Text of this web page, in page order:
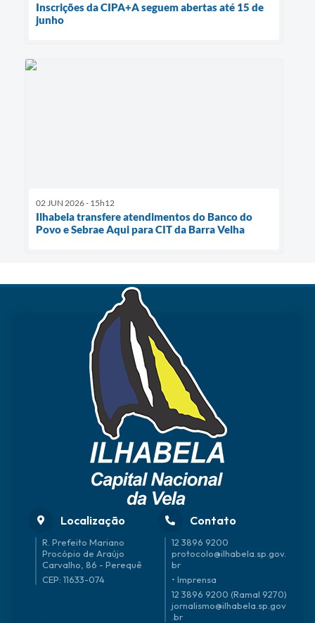
Inscrições da CIPA+A seguem abertas até 15 de
junho
02 JUN 2026 - 15h12
Ilhabela transfere atendimentos do Banco do
Povo e Sebrae Aqui para CIT da Barra Velha
Localização
R. Prefeito Mariano
Procópio de Araújo
Carvalho, 86 - Perequê
CEP: 11633-074
Contato
12 3896 9200
protocolo@ilhabela.sp.gov.
br
• Imprensa
12 3896 9200 (Ramal 9270)
jornalismo@ilhabela.sp.gov
.br